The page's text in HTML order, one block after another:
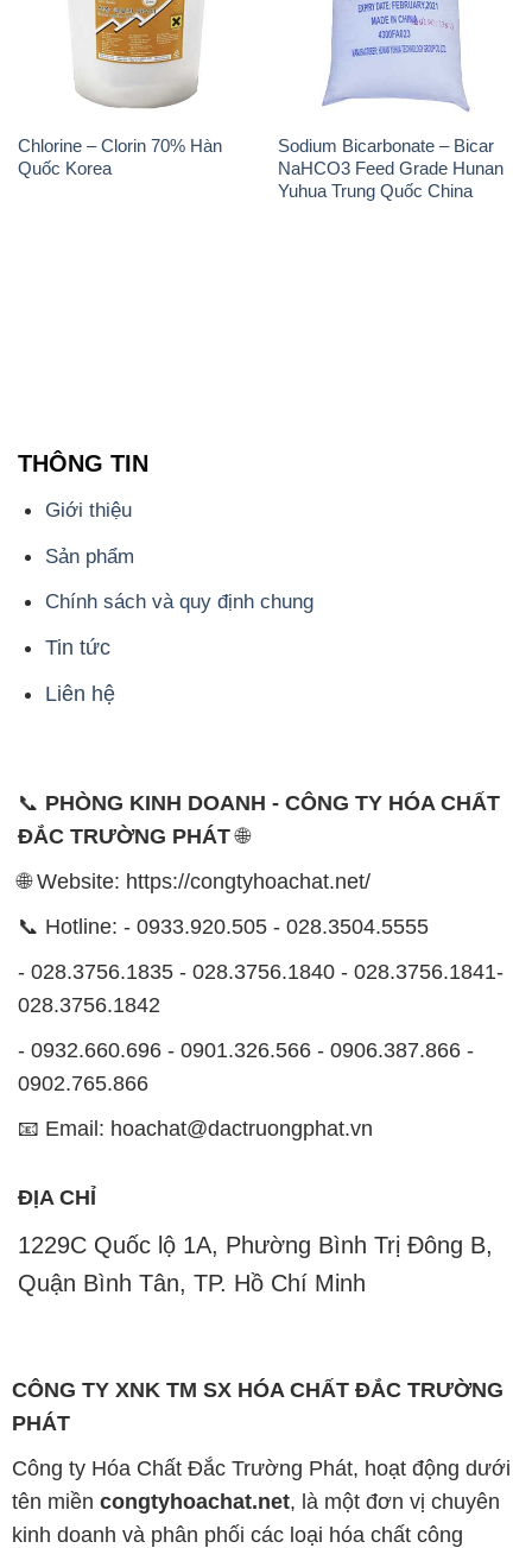
Chlorine – Clorin 70% Hàn
Quốc Korea
Sodium Bicarbonate – Bicar
NaHCO3 Feed Grade Hunan
Yuhua Trung Quốc China
THÔNG TIN
Giới thiệu
Sản phẩm
Chính sách và quy định chung
Tin tức
Liên hệ
📞 PHÒNG KINH DOANH - CÔNG TY HÓA CHẤT
ĐẮC TRƯỜNG PHÁT🌐
🌐 Website: https://congtyhoachat.net/
📞 Hotline: - 0933.920.505 - 028.3504.5555
- 028.3756.1835 - 028.3756.1840 - 028.3756.1841-
028.3756.1842
- 0932.660.696 - 0901.326.566 - 0906.387.866 -
0902.765.866
📧 Email: hoachat@dactruongphat.vn
ĐỊA CHỈ
1229C Quốc lộ 1A, Phường Bình Trị Đông B,
Quận Bình Tân, TP. Hồ Chí Minh
CÔNG TY XNK TM SX HÓA CHẤT ĐẮC TRƯỜNG
PHÁT
Công ty Hóa Chất Đắc Trường Phát, hoạt động dưới
tên miền congtyhoachat.net, là một đơn vị chuyên
kinh doanh và phân phối các loại hóa chất công